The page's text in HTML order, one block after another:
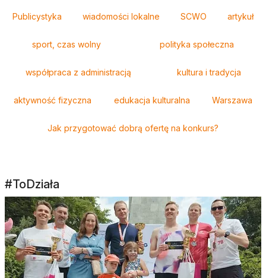
Publicystyka wiadomości lokalne SCWO artykuł
sport, czas wolny polityka społeczna
współpraca z administracją kultura i tradycja
aktywność fizyczna edukacja kulturalna Warszawa
Jak przygotować dobrą ofertę na konkurs?
#ToDziała